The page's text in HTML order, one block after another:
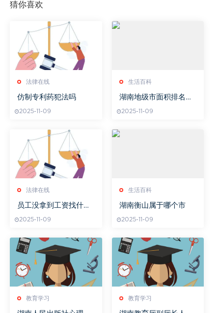
猜你喜欢
法律在线
仿制专利药犯法吗
2025-11-09
生活百科
湖南地级市面积排名，
析
2025-11-09
法律在线
员工没拿到工资找什么
2025-11-09
生活百科
湖南衡山属于哪个市
2025-11-09
教育学习 教育学习